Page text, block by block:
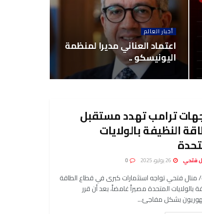
أخبار العالم
اعتماد العناني مديرا لمنظمة
اليونيسكو ..
ترامب تهدد مستقبل
النظيفة بالولايات
فتحي
منال فتحي تواجه استثمارات كبرى في قطاع الطاقة
بالولايات المتحدة مصيراً غامضاً، بعد أن قرر
بشكل مفاجئ...